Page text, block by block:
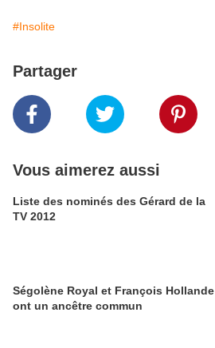
#Insolite
Partager
Vous aimerez aussi
Liste des nominés des Gérard de la
TV 2012
Ségolène Royal et François Hollande
ont un ancêtre commun